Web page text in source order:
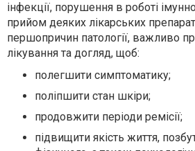
інфекції, порушення в роботі
прийом деяких лікарських
першопричин патології, важливо
лікування та догляд, щоб:
полегшити симптоматику;
поліпшити стан шкіри;
продовжити періоди ремісії;
підвищити якість життя,